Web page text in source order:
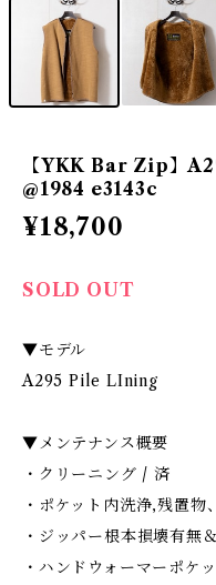
【YKK Bar Zip】
@1984 e3143c
¥18,700
SOLD OUT
▼モデル
A295 Pile LIning
▼メンテナンス概要
・クリーニング / 済
・ポケット内洗浄,残置
・ジッパー根本損壊有無
・ハンドウォーマーポケ